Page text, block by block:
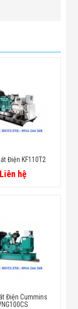
Điện KF110T2
Liên hệ
Điện Cummins